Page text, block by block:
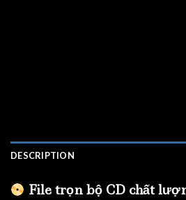
DESCRIPTION
File trọn bộ CD chất